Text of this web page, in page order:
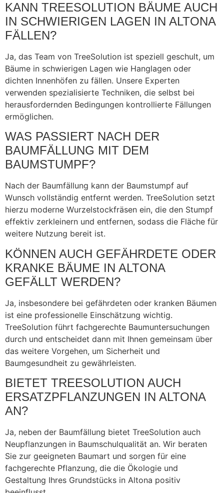
KANN TREESOLUTION BÄUME AUCH
IN SCHWIERIGEN LAGEN IN ALTONA
FÄLLEN?
Ja, das Team von TreeSolution ist speziell geschult, um
Bäume in schwierigen Lagen wie Hanglagen oder
dichten Innenhöfen zu fällen. Unsere Experten
verwenden spezialisierte Techniken, die selbst bei
herausfordernden Bedingungen kontrollierte Fällungen
ermöglichen.
WAS PASSIERT NACH DER
BAUMFÄLLUNG MIT DEM
BAUMSTUMPF?
Nach der Baumfällung kann der Baumstumpf auf
Wunsch vollständig entfernt werden. TreeSolution setzt
hierzu moderne Wurzelstockfräsen ein, die den Stumpf
effektiv zerkleinern und entfernen, sodass die Fläche für
weitere Nutzung bereit ist.
KÖNNEN AUCH GEFÄHRDETE ODER
KRANKE BÄUME IN ALTONA
GEFÄLLT WERDEN?
Ja, insbesondere bei gefährdeten oder kranken Bäumen
ist eine professionelle Einschätzung wichtig.
TreeSolution führt fachgerechte Baumuntersuchungen
durch und entscheidet dann mit Ihnen gemeinsam über
das weitere Vorgehen, um Sicherheit und
Baumgesundheit zu gewährleisten.
BIETET TREESOLUTION AUCH
ERSATZPFLANZUNGEN IN ALTONA
AN?
Ja, neben der Baumfällung bietet TreeSolution auch
Neupflanzungen in Baumschulqualität an. Wir beraten
Sie zur geeigneten Baumart und sorgen für eine
fachgerechte Pflanzung, die die Ökologie und
Gestaltung Ihres Grundstücks in Altona positiv